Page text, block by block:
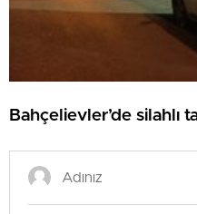
Bahçelievler’de silahlı